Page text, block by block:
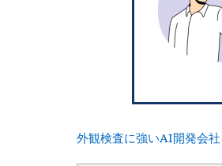
外観検査に強いAI開発会